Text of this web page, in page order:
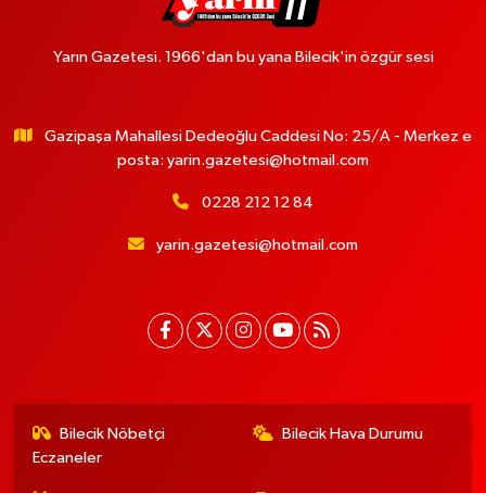
Yarın Gazetesi. 1966'dan bu yana Bilecik'in özgür sesi
Gazipaşa Mahallesi Dedeoğlu Caddesi No: 25/A - Merkez e
posta: yarin.gazetesi@hotmail.com
0228 212 12 84
yarin.gazetesi@hotmail.com
Bilecik Nöbetçi
Eczaneler
Bilecik Hava Durumu